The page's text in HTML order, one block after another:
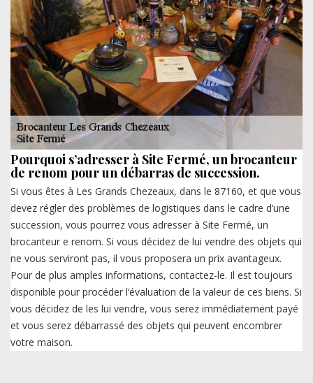
Pourquoi s’adresser à Site Fermé, un brocanteur
de renom pour un débarras de succession.
Si vous êtes à Les Grands Chezeaux, dans le 87160, et que vous
devez régler des problèmes de logistiques dans le cadre d’une
succession, vous pourrez vous adresser à Site Fermé, un
brocanteur e renom. Si vous décidez de lui vendre des objets qui
ne vous serviront pas, il vous proposera un prix avantageux.
Pour de plus amples informations, contactez-le. Il est toujours
disponible pour procéder l’évaluation de la valeur de ces biens. Si
vous décidez de les lui vendre, vous serez immédiatement payé
et vous serez débarrassé des objets qui peuvent encombrer
votre maison.